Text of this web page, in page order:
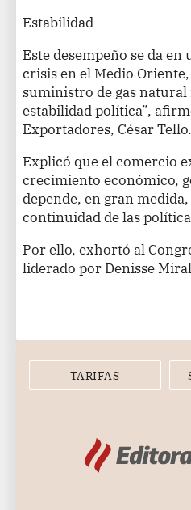
Estabilidad
Este desempeño se da
crisis en el Medio
suministro de gas
estabilidad política”,
Exportadores, César Tello.
Explicó que el comercio
crecimiento económico,
depende, en gran
continuidad de las
Por ello, exhortó al
liderado por Denisse
TARIFAS